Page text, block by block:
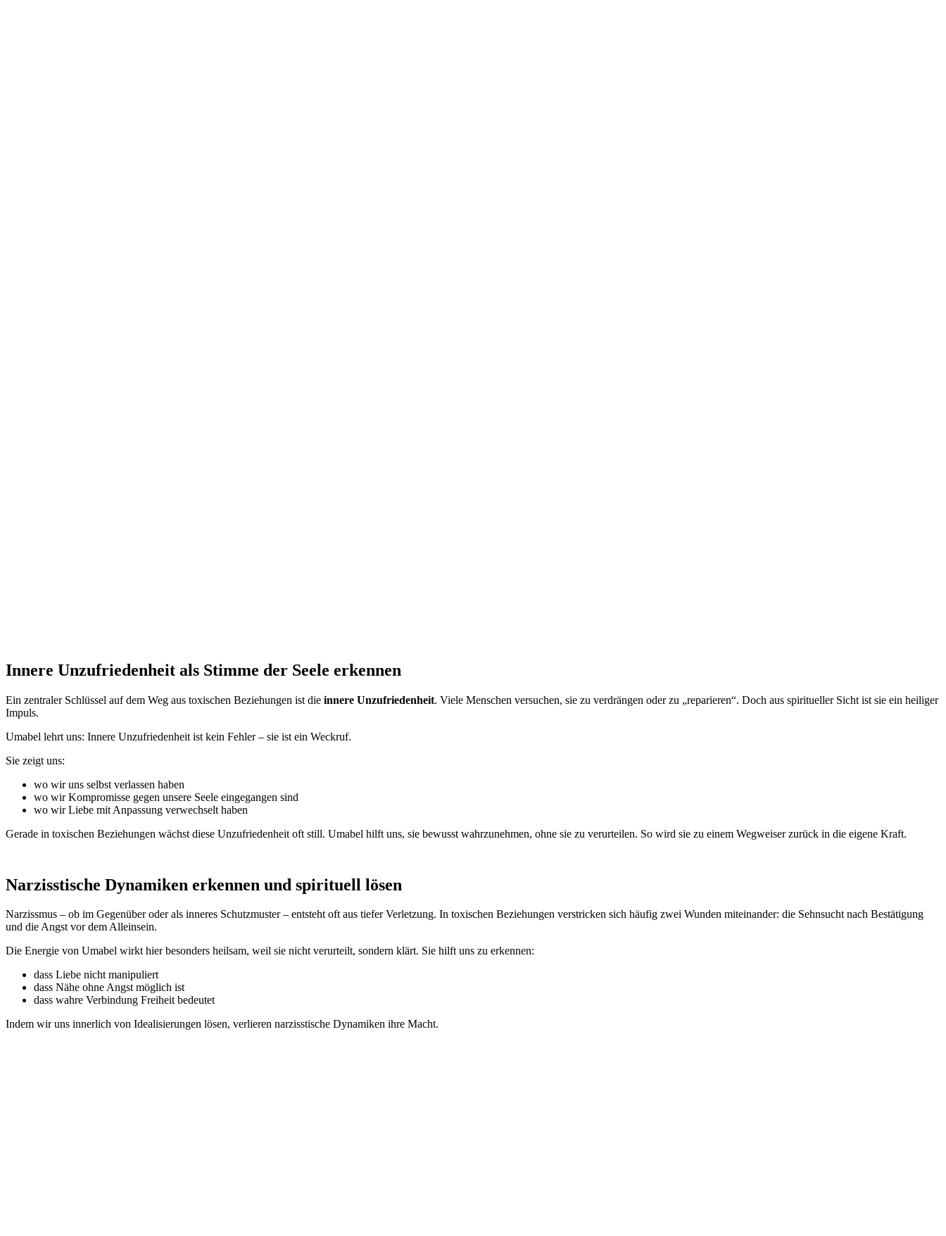
Innere Unzufriedenheit als Stimme der Seele erkennen
Ein zentraler Schlüssel auf dem Weg aus toxischen Beziehungen ist die innere Unzufriedenheit. Viele Menschen versuchen, sie zu verdrängen oder zu „reparieren“. Doch aus spiritueller Sicht ist sie ein heiliger
Impuls.
Umabel lehrt uns: Innere Unzufriedenheit ist kein Fehler – sie ist ein Weckruf.
Sie zeigt uns:
wo wir uns selbst verlassen haben
wo wir Kompromisse gegen unsere Seele eingegangen sind
wo wir Liebe mit Anpassung verwechselt haben
Gerade in toxischen Beziehungen wächst diese Unzufriedenheit oft still. Umabel hilft uns, sie bewusst wahrzunehmen, ohne sie zu verurteilen. So wird sie zu einem Wegweiser zurück in die eigene Kraft.
Narzisstische Dynamiken erkennen und spirituell lösen
Narzissmus – ob im Gegenüber oder als inneres Schutzmuster – entsteht oft aus tiefer Verletzung. In toxischen Beziehungen verstricken sich häufig zwei Wunden miteinander: die Sehnsucht nach Bestätigung
und die Angst vor dem Alleinsein.
Die Energie von Umabel wirkt hier besonders heilsam, weil sie nicht verurteilt, sondern klärt. Sie hilft uns zu erkennen:
dass Liebe nicht manipuliert
dass Nähe ohne Angst möglich ist
dass wahre Verbindung Freiheit bedeutet
Indem wir uns innerlich von Idealisierungen lösen, verlieren narzisstische Dynamiken ihre Macht.